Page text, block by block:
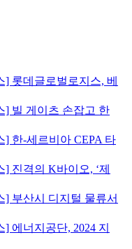
] 롯데글로벌로지스, 베
] 빌 게이츠 손잡고 한
] 한-세르비아 CEPA 타
진격의 K바이오, ‘제
] 부산시 디지털 물류서
에너지공단, 2024 지